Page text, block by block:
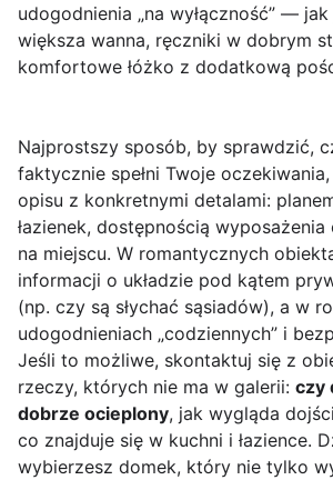
udogodnienia „na wyłączność” —
większa wanna, ręczniki w dobrym
komfortowe łóżko z dodatkową
Najprostszy sposób, by sprawdzić,
faktycznie spełni Twoje
opisu z konkretnymi detalami:
łazienek, dostępnością
na miejscu. W romantycznych
informacji o układzie pod kątem
(np. czy są słychać sąsiadów), a w
udogodnieniach „codziennych” i
Jeśli to możliwe, skontaktuj się z
rzeczy, których nie ma w galerii: czy
dobrze ocieplony, jak wygląda
co znajduje się w kuchni i łazience.
wybierzesz domek, który nie tylko